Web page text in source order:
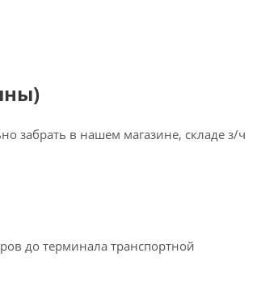
забрать в нашем магазине, складе з/ч
до терминала транспортной